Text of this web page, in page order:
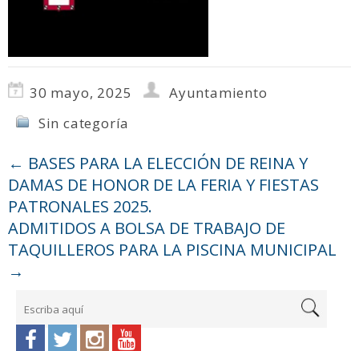
30 mayo, 2025
Ayuntamiento
Sin categoría
← BASES PARA LA ELECCIÓN DE REINA Y
DAMAS DE HONOR DE LA FERIA Y FIESTAS
PATRONALES 2025.
ADMITIDOS A BOLSA DE TRABAJO DE
TAQUILLEROS PARA LA PISCINA MUNICIPAL
→